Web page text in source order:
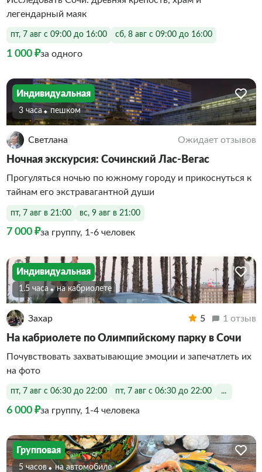
легендарный маяк
пт, 7 авг с 09:00 до 16:00 сб, 8 авг с 09:00 до 16:00
1 000 ₽за одного
Индивидуальная
3 часа Пешком
Светлана Ожидает отзывов
Ночная экскурсия: Сочинский Лас-Вегас
Прогуляться ночью по южному городу и прикоснуться к
тайнам его экстравагантной души
пт, 7 авг в 21:00 вс, 9 авг в 21:00
7 000 ₽за группу, 1-6 человек
Индивидуальная
1.5 часа На кабриолете
Захар 5 1 отзыв
На кабриолете по Олимпийскому парку в Сочи
Почувствовать захватывающие эмоции и запечатлеть их
на фото
пт, 7 авг с 06:30 до 22:00 пт, 7 авг с 06:30 до 22:00 ...
6 000 ₽за группу, 1-4 человека
Групповая
5 часов На автомобиле